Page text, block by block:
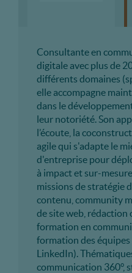
Consultante en
digitale avec plus de
différents domaines
elle accompagne
dans le
leur notoriété. Son
l’écoute, la
agile qui s'adapte le
d'entreprise pour
à impact et sur-
missions de stratégie
contenu, community
de site web, rédaction
formation en
formation des équipes
LinkedIn).
communication 360°,